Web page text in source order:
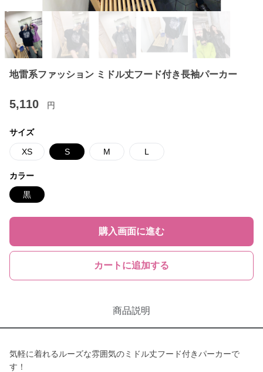
地雷系ファッション ミドル丈フード付き長袖パーカー
5,110 円
サイズ
XS S M L
カラー
黒
購入画面に進む
カートに追加する
商品説明
気軽に着れるルーズな雰囲気のミドル丈フード付きパーカーで
す！